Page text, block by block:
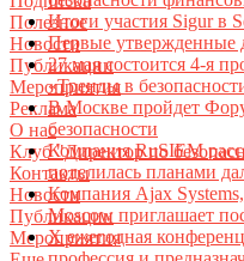
Полезное
Новости
Публикации
Мероприятия
Реклама
О нас
Клуб "Директор по
Контакты
Новости
Публикации
Мероприятия
Итоги участия Sigur в
Первые утвержденные
27 мая состоится 4-я
«Тренды в
В Москве пройдет
безопасности
Компания RuSIEM
поделилась планами
Компания Ajax
Moscow приглашает
X ежегодная